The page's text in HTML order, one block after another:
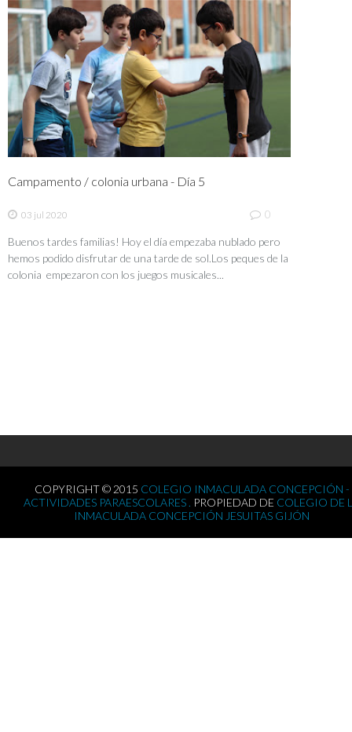
Campamento / colonia urbana - Día 5
03 jul 2020 0
Buenos tardes familias! Hoy el día empezaba nublado pero
hemos podido disfrutar de una tarde de sol.Los peques de la
colonia empezaron con los juegos musicales...
COPYRIGHT © 2015 COLEGIO INMACULADA CONCEPCIÓN -
ACTIVIDADES PARAESCOLARES . PROPIEDAD DE COLEGIO DE
INMACULADA CONCEPCIÓN JESUITAS GIJÓN